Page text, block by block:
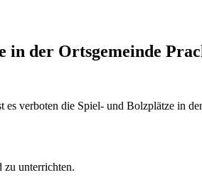
der Ortsgemeinde
verboten die Spiel- und Bolzplätze in
zu unterrichten.